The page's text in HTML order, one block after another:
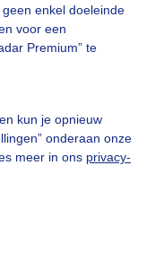
enkel doeleinde
voor een
Premium” te
kun je opnieuw
onderaan onze
meer in ons privacy-